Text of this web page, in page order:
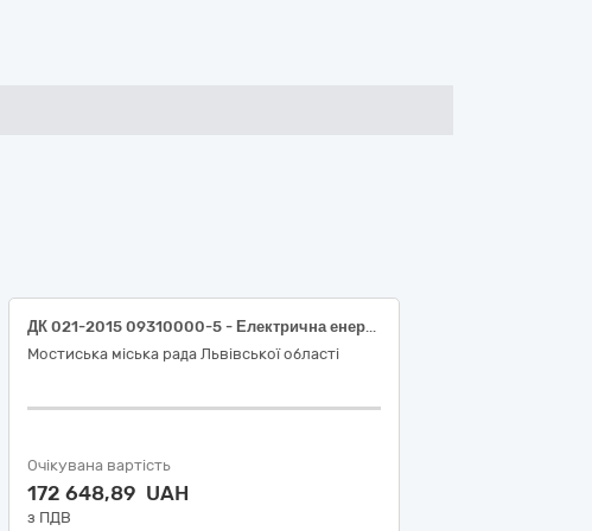
ДК 021-2015 09310000-5 - Електрична енергія (Електрична енергія, без розподілу)
Мостиська міська рада Львівської області
Очікувана вартість
172 648,89 UAH
з ПДВ